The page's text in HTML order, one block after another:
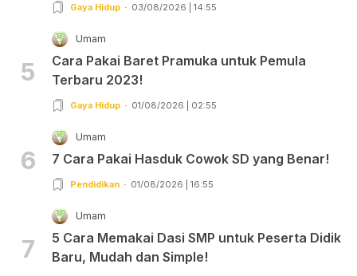
Gaya Hidup 03/08/2026 | 14:55
5
Umam
Cara Pakai Baret Pramuka untuk Pemula
Terbaru 2023!
Gaya Hidup 01/08/2026 | 02:55
6
Umam
7 Cara Pakai Hasduk Cowok SD yang Benar!
Pendidikan 01/08/2026 | 16:55
7
Umam
5 Cara Memakai Dasi SMP untuk Peserta Didik
Baru, Mudah dan Simple!